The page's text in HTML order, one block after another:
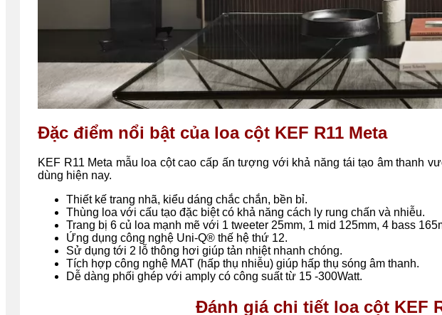
Đặc điểm nổi bật của loa cột KEF R11 Meta
KEF R11 Meta mẫu loa cột cao cấp ấn tượng với khả năng tái tạo âm thanh
dùng hiện nay.
Thiết kế trang nhã, kiểu dáng chắc chắn, bền bỉ.
Thùng loa với cấu tạo đặc biệt có khả năng cách ly rung chấn và nhiễu.
Trang bị 6 củ loa mạnh mẽ với 1 tweeter 25mm, 1 mid 125mm, 4 bass
Ứng dụng công nghệ Uni-Q® thế hệ thứ 12.
Sử dụng tới 2 lỗ thông hơi giúp tản nhiệt nhanh chóng.
Tích hợp công nghệ MAT (hấp thụ nhiễu) giúp hấp thụ sóng âm thanh.
Dễ dàng phối ghép với amply có công suất từ 15 -300Watt.
Đánh giá chi tiết loa cột KEF